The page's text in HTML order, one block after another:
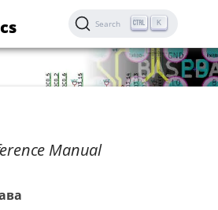
Search K
Manual